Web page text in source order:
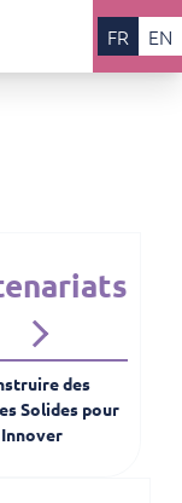
FR EN
des
Solides pour
Innover